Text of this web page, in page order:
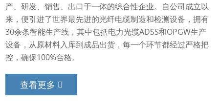
产、研发、销售、出口于一体的综合性企业。自公司成立以
来，便引进了世界最先进的光纤电缆制造和检测设备，拥有
30余条智能生产线，其中包括电力光缆ADSS和OPGW生产
设备，从原材料入库到成品出货，每一个环节都经过严格把
控，确保100%合格。
查看更多